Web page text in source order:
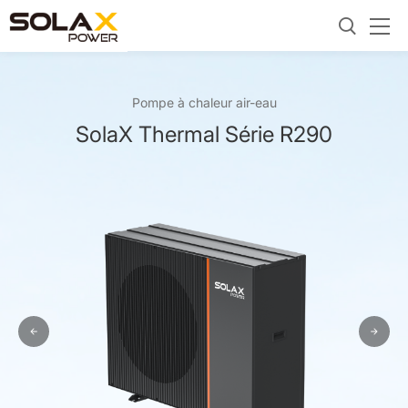
Pompe à chaleur air-eau
SolaX Thermal Série R290